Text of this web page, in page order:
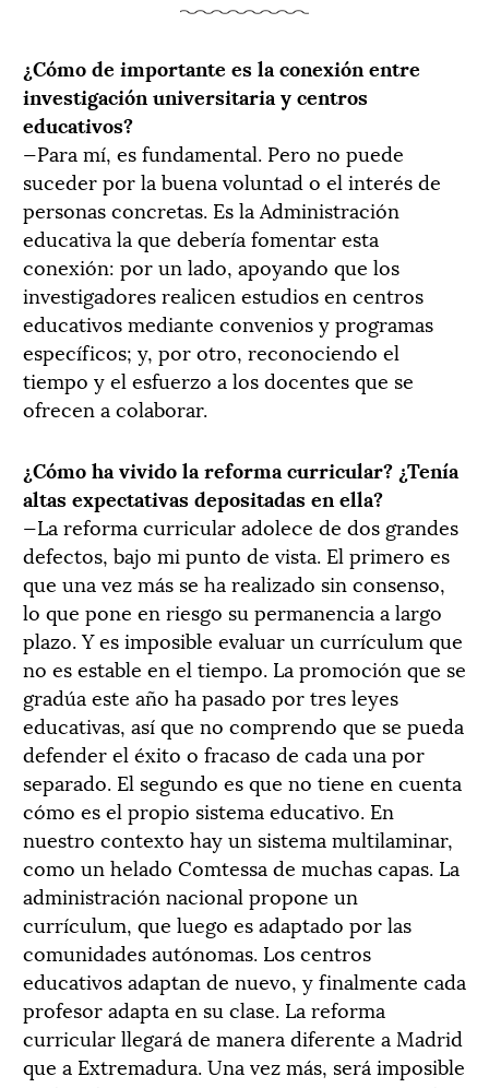
¿Cómo de importante es la conexión entre
investigación universitaria y centros
educativos?
—Para mí, es fundamental. Pero no puede
suceder por la buena voluntad o el interés de
personas concretas. Es la Administración
educativa la que debería fomentar esta
conexión: por un lado, apoyando que los
investigadores realicen estudios en centros
educativos mediante convenios y programas
específicos; y, por otro, reconociendo el
tiempo y el esfuerzo a los docentes que se
ofrecen a colaborar.
¿Cómo ha vivido la reforma curricular? ¿Tenía
altas expectativas depositadas en ella?
—La reforma curricular adolece de dos grandes
defectos, bajo mi punto de vista. El primero es
que una vez más se ha realizado sin consenso,
lo que pone en riesgo su permanencia a largo
plazo. Y es imposible evaluar un currículum que
no es estable en el tiempo. La promoción que se
gradúa este año ha pasado por tres leyes
educativas, así que no comprendo que se pueda
defender el éxito o fracaso de cada una por
separado. El segundo es que no tiene en cuenta
cómo es el propio sistema educativo. En
nuestro contexto hay un sistema multilaminar,
como un helado Comtessa de muchas capas. La
administración nacional propone un
currículum, que luego es adaptado por las
comunidades autónomas. Los centros
educativos adaptan de nuevo, y finalmente cada
profesor adapta en su clase. La reforma
curricular llegará de manera diferente a Madrid
que a Extremadura. Una vez más, será imposible